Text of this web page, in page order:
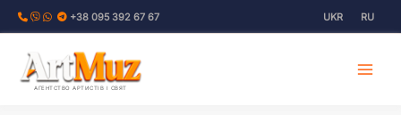
Перейти
+38 095 392 67 67 UKR RU
АГЕНТСТВО АРТИСТІВ І СВЯТ